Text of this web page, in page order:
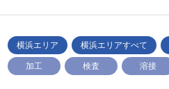
横浜エリア 横浜エリアすべて
加工
検査 溶接